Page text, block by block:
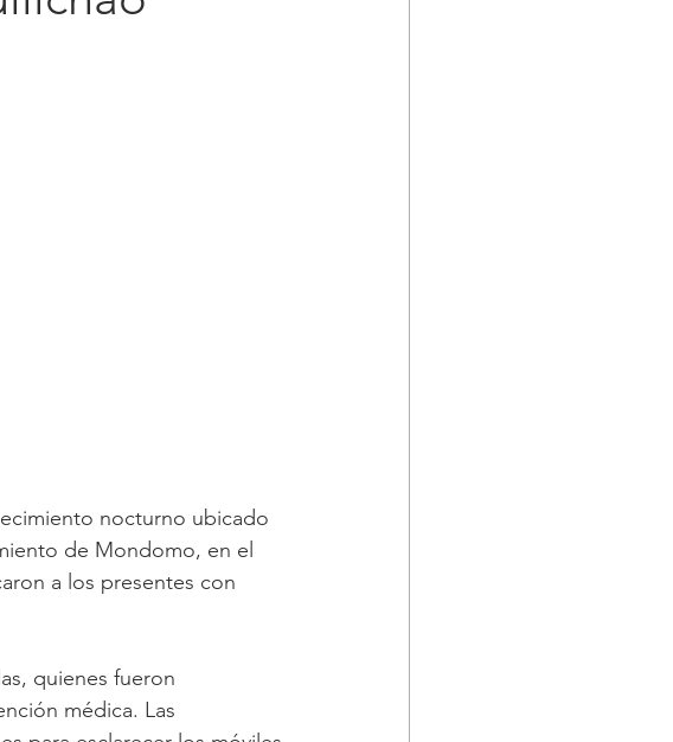
nocturno ubicado
de Mondomo, en el
a los presentes con
quienes fueron
médica. Las